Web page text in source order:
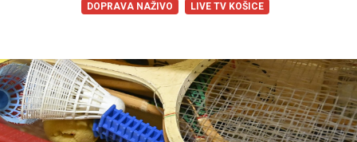
DOPRAVA NAŽIVO LIVE TV KOŠICE